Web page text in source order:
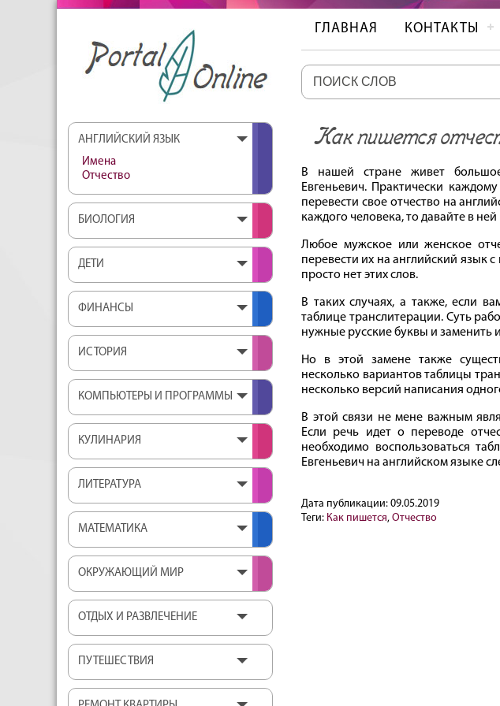
ГЛАВНАЯ КОНТАКТЫ
АНГЛИЙСКИЙ ЯЗЫК
Имена
Отчество
БИОЛОГИЯ
ДЕТИ
ФИНАНСЫ
ИСТОРИЯ
КОМПЬЮТЕРЫ И ПРОГРАММЫ
КУЛИНАРИЯ
ЛИТЕРАТУРА
МАТЕМАТИКА
ОКРУЖАЮЩИЙ МИР
ОТДЫХ И РАЗВЛЕЧЕНИЕ
ПУТЕШЕСТВИЯ
Как пишется
В нашей стране живет
Евгеньевич. Практически
перевести свое отчество на
каждого человека, то давайте в
Любое мужское или женское
перевести их на английский язык
просто нет этих слов.
В таких случаях, а также, если
таблице транслитерации. Суть
нужные русские буквы и заменить
Но в этой замене также
несколько вариантов таблицы
несколько версий написания
В этой связи не мене важным
Если речь идет о переводе
необходимо воспользоваться
Евгеньевич на английском языке
Дата публикации: 09.05.2019
Теги: Как пишется, Отчество